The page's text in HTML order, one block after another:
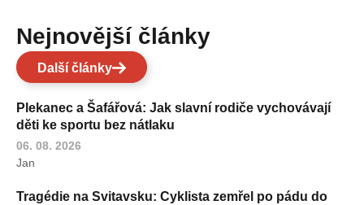
Nejnovější články
Další články
Plekanec a Šafářová: Jak slavní rodiče vychovávají
děti ke sportu bez nátlaku
06. 08. 2026
Jan
Tragédie na Svitavsku: Cyklista zemřel po pádu do